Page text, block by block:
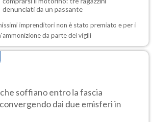
denunciati da un passante
imprenditori non è stato premiato e per i
da parte dei vigili
soffiano entro la fascia
dai due emisferi in